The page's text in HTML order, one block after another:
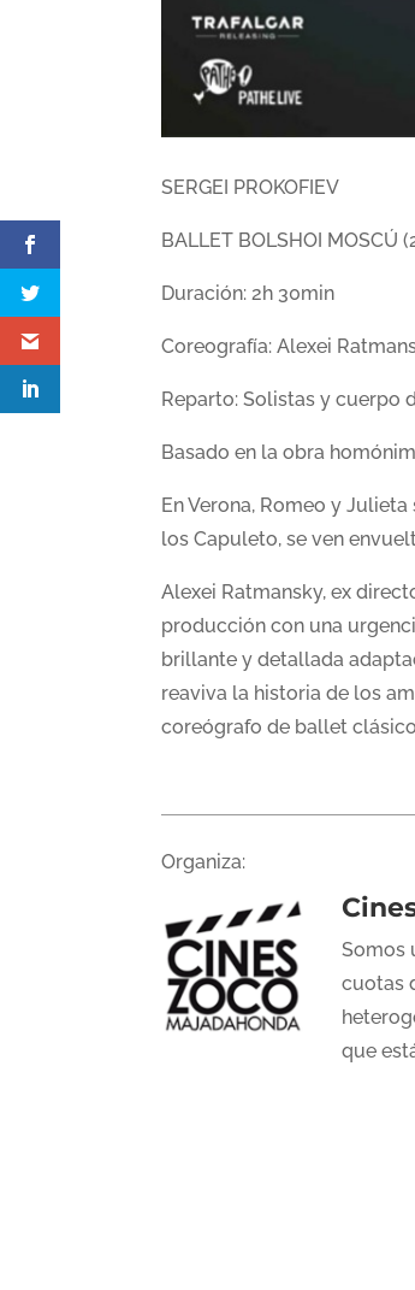
SERGEI PROKOFIEV
BALLET BOLSHOI MOSCÚ
Duración: 2h 30min
Coreografía: Alexei
Reparto: Solistas y cuerpo
Basado en la obra
En Verona, Romeo y
los Capuleto, se ven
Alexei Ratmansky, ex
producción con una
brillante y detallada
reaviva la historia de los
coreógrafo de ballet
Organiza:
Somos
cuotas
que